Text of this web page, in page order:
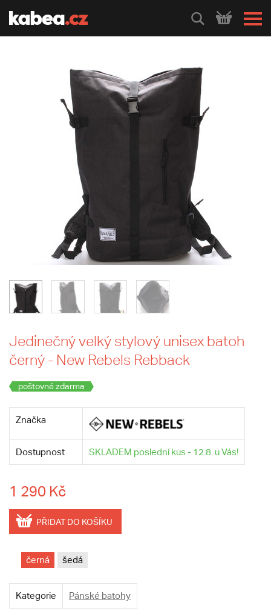
HLEDEJ
Jedinečný velký stylový unisex batoh
černý - New Rebels Rebback
poštovné zdarma
Značka
Dostupnost SKLADEM poslední kus - 12.8. u Vás!
1 290 Kč
PŘIDAT DO KOŠÍKU
černá šedá
Kategorie Pánské batohy